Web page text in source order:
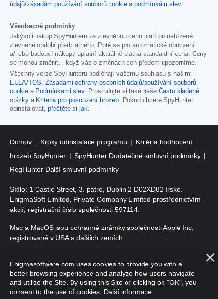
údajů/zásadám používání souborů cookie a podmínkám slev.
------
Všeobecné podmínky
Jakýkoli nákup SpyHunteru za zlevněnou cenu platí po nabízené
zlevněné období předplatného. Poté se pro automatické obnovení
a/nebo budoucí nákupy uplatní aktuálně platná standardní cena. Ceny
se mohou změnit, i když vás o změnách cen předem upozorníme.
Všechny verze SpyHunteru podléhají vašemu souhlasu s našimi
EULA/TOS
Zásadami ochrany osobních údajů/používání souborů
cookie a Podmínkami slev. Prostudujte si také naše Často kladené
otázky a Kritéria pro posouzení hrozeb . Pokud chcete SpyHunter
odinstalovat, přečtěte si jak
Domov Kroky odinstalace programu
Kritéria hodnocení
hrozeb SpyHunter
SpyHunter Dodatečné smluvní podmínky
RegHunter Další smluvní podmínky
Sídlo: 1 Castle Street, 3. patro, Dublin 2 D02XD82 Irsko.
EnigmaSoft Limited, Private Company Limited prostřednictvím
akcií, registrační číslo společnosti 597114.
Mac a MacOS jsou ochranné známky společnosti Apple Inc.
registrované v USA a dalších zemích.
vyhrazena.
Enigmasoftware.com uses cookies to provide you with a
better browsing experience and analyze how users navigate
and utilize the Site. By using this Site or clicking on "OK", you
consent to the use of cookies. Další informace